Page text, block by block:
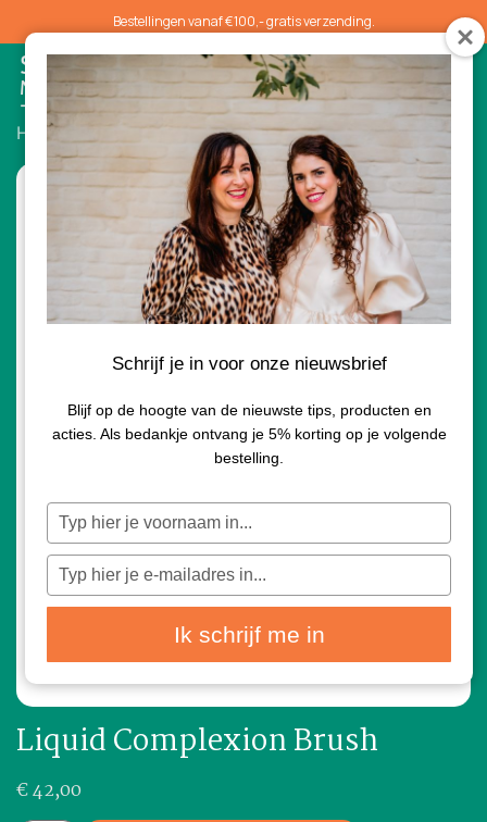
Bestellingen vanaf €100,- gratis verzending.
0
Home/ Penselen/ Liquid Complexion Brush
Liquid Complexion Brush
€42,00
Schrijf je in voor onze nieuwsbrief
Blijf op de hoogte van de nieuwste tips, producten en
acties. Als bedankje ontvang je 5% korting op je volgende
bestelling.
Typ
naam
in
Typ
e-
mailadres
Ik schrijf me in